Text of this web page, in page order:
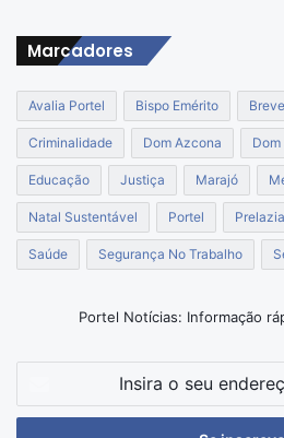
Marcadores
Avalia Portel Bispo Emérito
Criminalidade Dom Azcona
Educação Justiça Marajó
Natal Sustentável Portel
Saúde Segurança No Trabalho
Portel Notícias: Informação
seu